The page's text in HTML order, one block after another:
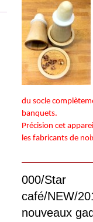
du socle
banquets.
Précision cet
les fabricants de
000/Star
café/NEW/
nouveaux